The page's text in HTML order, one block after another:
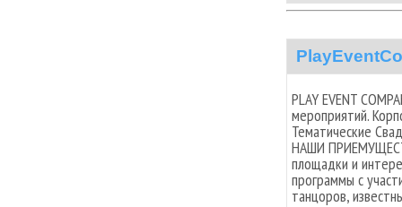
PLAY EVENT
мероприятий.
Тематические
НАШИ
площадки и
программы с
танцоров,